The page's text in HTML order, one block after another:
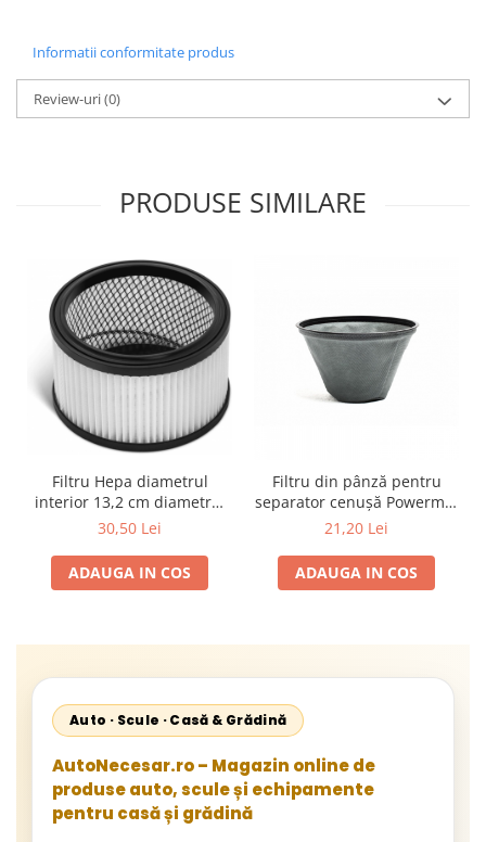
Informatii conformitate produs
Review-uri(0)
PRODUSE SIMILARE
Filtru Hepa diametrul
interior 13,2 cm diametrul
exterior 15,7 cm
30,50 Lei
ADAUGA IN COS
Filtru din pânză pentru
separator cenușă Powermat
PM-ESP-2000, 200x285 mm,
21,20 Lei
ADAUGA IN COS
Auto · Scule · Casă & Grădină
AutoNecesar.ro – Magazin online de
produse auto, scule și echipamente
pentru casă și grădină